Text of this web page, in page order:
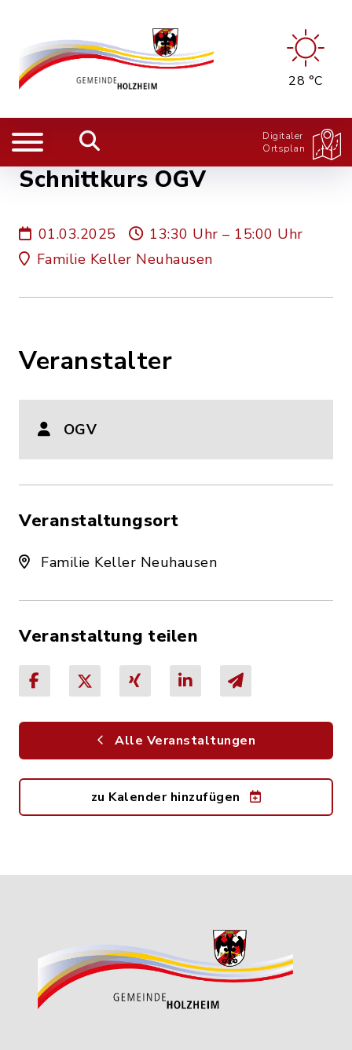
28 °C
Digitaler
Ortsplan
Schnittkurs OGV
01.03.2025
13:30 Uhr – 15:00 Uhr
Familie Keller Neuhausen
Veranstalter
OGV
Veranstaltungsort
Familie Keller Neuhausen
Veranstaltung teilen
Alle Veranstaltungen
zu Kalender hinzufügen